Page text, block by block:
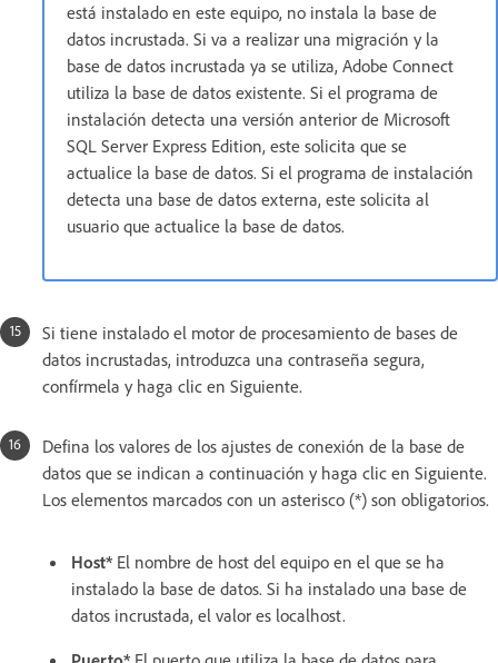
está instalado en este equipo, no instala la base de
datos incrustada. Si va a realizar una migración y la
base de datos incrustada ya se utiliza, Adobe Connect
utiliza la base de datos existente. Si el programa de
instalación detecta una versión anterior de Microsoft
SQL Server Express Edition, este solicita que se
actualice la base de datos. Si el programa de instalación
detecta una base de datos externa, este solicita al
usuario que actualice la base de datos.
Si tiene instalado el motor de procesamiento de bases de
datos incrustadas, introduzca una contraseña segura,
confírmela y haga clic en Siguiente.
Defina los valores de los ajustes de conexión de la base de
datos que se indican a continuación y haga clic en Siguiente.
Los elementos marcados con un asterisco (*) son obligatorios.
Host* El nombre de host del equipo en el que se ha
instalado la base de datos. Si ha instalado una base de
datos incrustada, el valor es localhost.